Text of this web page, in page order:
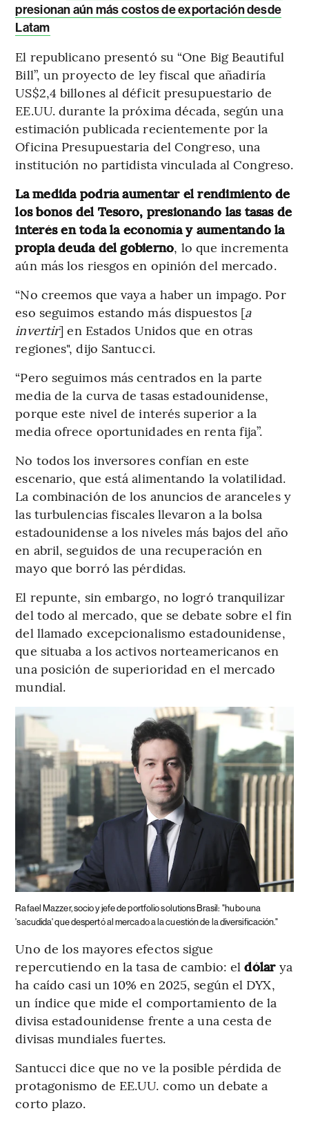
presionan aún más costos de exportación desde
Latam
El republicano presentó su “One Big Beautiful
Bill”, un proyecto de ley fiscal que añadiría
US$2,4 billones al déficit presupuestario de
EE.UU. durante la próxima década, según una
estimación publicada recientemente por la
Oficina Presupuestaria del Congreso, una
institución no partidista vinculada al Congreso.
La medida podría aumentar el rendimiento de
los bonos del Tesoro, presionando las tasas de
interés en toda la economía y aumentando la
propia deuda del gobierno, lo que incrementa
aún más los riesgos en opinión del mercado.
“No creemos que vaya a haber un impago. Por
eso seguimos estando más dispuestos [a
invertir] en Estados Unidos que en otras
regiones", dijo Santucci.
“Pero seguimos más centrados en la parte
media de la curva de tasas estadounidense,
porque este nivel de interés superior a la
media ofrece oportunidades en renta fija”.
No todos los inversores confían en este
escenario, que está alimentando la volatilidad.
La combinación de los anuncios de aranceles y
las turbulencias fiscales llevaron a la bolsa
estadounidense a los niveles más bajos del año
en abril, seguidos de una recuperación en
mayo que borró las pérdidas.
El repunte, sin embargo, no logró tranquilizar
del todo al mercado, que se debate sobre el fin
del llamado excepcionalismo estadounidense,
que situaba a los activos norteamericanos en
una posición de superioridad en el mercado
mundial.
Rafael Mazzer, socio y jefe de portfolio solutions Brasil: "hubo una
'sacudida' que despertó al mercado a la cuestión de la diversificación."
Uno de los mayores efectos sigue
repercutiendo en la tasa de cambio: eldólar ya
ha caído casi un 10% en 2025, según el DYX,
un índice que mide el comportamiento de la
divisa estadounidense frente a una cesta de
divisas mundiales fuertes.
Santucci dice que no ve la posible pérdida de
protagonismo de EE.UU. como un debate a
corto plazo.